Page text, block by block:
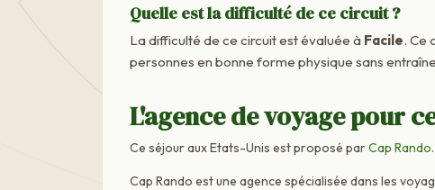
Quelle est la difficulté de ce circuit ?
La difficulté de ce circuit est évaluée à Facile. Ce
personnes en bonne forme physique sans
L'agence de voyage pour
Ce séjour aux Etats-Unis est proposé parCap Rando.
Cap Rando est une agence spécialisée dans les